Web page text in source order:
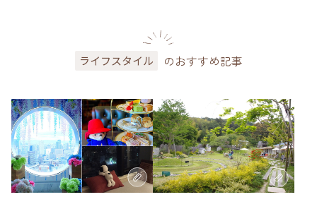
ライフスタイル のおすすめ記事